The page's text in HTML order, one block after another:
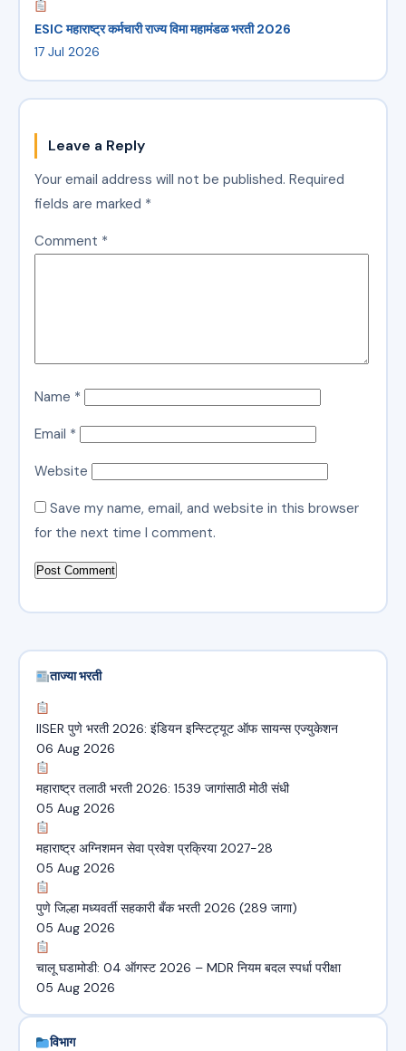
ESIC महाराष्ट्र कर्मचारी राज्य विमा महामंडळ भरती 2026
17 Jul 2026
Leave a Reply
Your email address will not be published. Required
fields are marked *
Comment *
Name *
Email *
Website
Save my name, email, and website in this browser
for the next time I comment.
ताज्या भरती
IISER पुणे भरती 2026: इंडियन इन्स्टिट्यूट ऑफ सायन्स एज्युकेशन
06 Aug 2026
महाराष्ट्र तलाठी भरती 2026: 1539 जागांसाठी मोठी संधी
05 Aug 2026
महाराष्ट्र अग्निशमन सेवा प्रवेश प्रक्रिया 2027-28
05 Aug 2026
पुणे जिल्हा मध्यवर्ती सहकारी बँक भरती 2026 (289 जागा)
05 Aug 2026
चालू घडामोडी: 04 ऑगस्ट 2026 – MDR नियम बदल स्पर्धा परीक्षा
05 Aug 2026
विभाग